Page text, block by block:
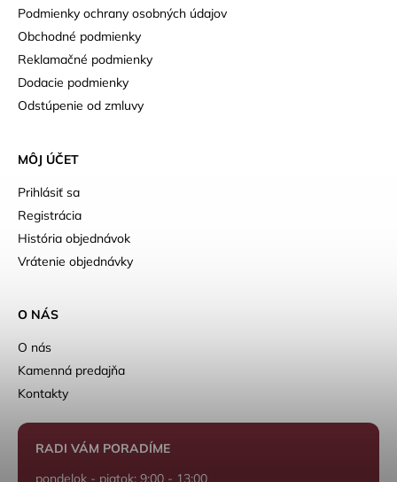
Podmienky ochrany osobných údajov
Obchodné podmienky
Reklamačné podmienky
Dodacie podmienky
Odstúpenie od zmluvy
MÔJ ÚČET
Prihlásiť sa
Registrácia
História objednávok
Vrátenie objednávky
O NÁS
O nás
Kamenná predajňa
Kontakty
RADI VÁM PORADÍME
pondelok - piatok: 9:00 - 13:00